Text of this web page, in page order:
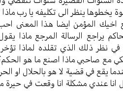
يخطوها ينظر الى تكليفه يا رب ماذا
اخيك المؤمن ايضا هذا المعنى
يراجع الرسالة المرجع ماذا
نظر ذلك الذي تقلده لماذا تؤخر
مع صاحبي ماذا اصنع ما هو
يقع في قضية لا هو بالحلال او
عندي مشكلة انا وقعت في حيرة